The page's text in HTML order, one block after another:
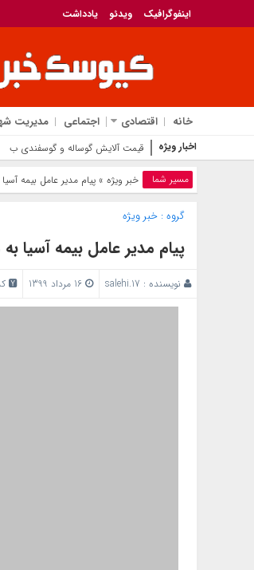
اینفوگرافیک ویدئو یادداشت
خانه اقتصادی اجتماعی مدیریت
اخبار ویژه قیمت آلایش گوساله و گوسفندی
مسیر شما خبر ویژه » پیام مدیر عامل بیمه
گروه :خبر ویژه
پیام مدیر عامل بیمه آسیا
نویسنده : salehi.17